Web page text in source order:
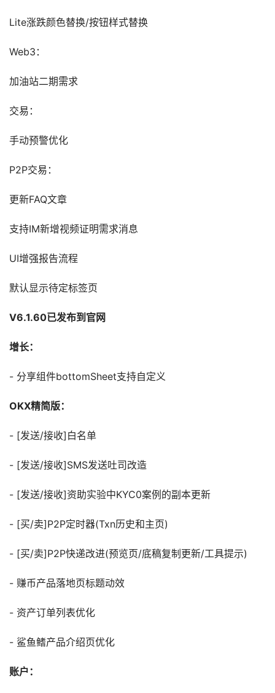
Lite涨跌颜色替换/按钮样式替换
Web3：
加油站二期需求
交易：
手动预警优化
P2P交易：
更新FAQ文章
支持IM新增视频证明需求消息
UI增强报告流程
默认显示待定标签页
V6.1.60已发布到官网
增长：
- 分享组件bottomSheet支持自定义
OKX精简版：
- [发送/接收]白名单
- [发送/接收]SMS发送吐司改造
- [发送/接收]资助实验中KYC0案例的副本更新
- [买/卖]P2P定时器(Txn历史和主页)
- [买/卖]P2P快递改进(预览页/底稿复制更新/工具提示)
- 赚币产品落地页标题动效
- 资产订单列表优化
- 鲨鱼鳍产品介绍页优化
账户：